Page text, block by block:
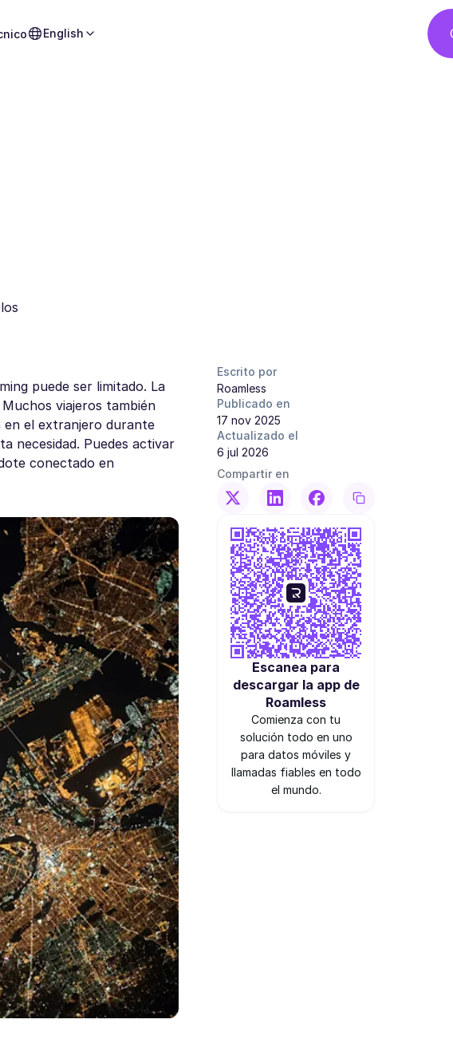
English
puede ser limitado. La
viajeros también
en el extranjero durante
necesidad. Puedes activar
conectado en
Escrito por
Roamless
Publicado en
17 nov 2025
Actualizado el
6 jul 2026
Compartir en
Escanea para
descargar la app de
Roamless
Comienza con tu
solución todo en uno
para datos móviles y
llamadas fiables en todo
el mundo.